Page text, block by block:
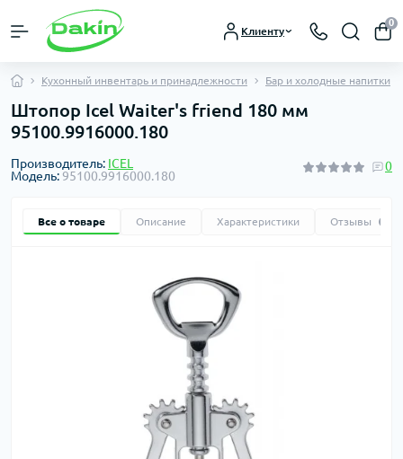
Клиенту
0
Кухонный инвентарь и принадлежности Бар и холодные напитки
Штопор Icel Waiter's friend 180 мм
95100.9916000.180
Производитель: ICEL
Модель: 95100.9916000.180
0
Все о товаре Описание Характеристики Отзывы